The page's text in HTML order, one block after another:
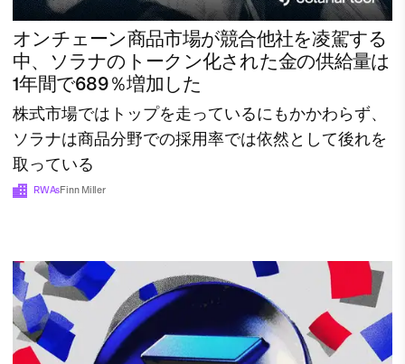
オンチェーン商品市場が競合他社を凌駕する
中、ソラナのトークン化された金の供給量は
1年間で689％増加した
株式市場ではトップを走っているにもかかわらず、
ソラナは商品分野での採用率では依然として後れを
取っている
RWAsFinn Miller